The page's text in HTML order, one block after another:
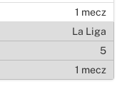
1 mecz
La Liga
5
1 mecz